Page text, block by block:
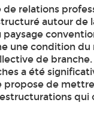
de relations
autour de
paysage
une condition
de
a été
de
qui